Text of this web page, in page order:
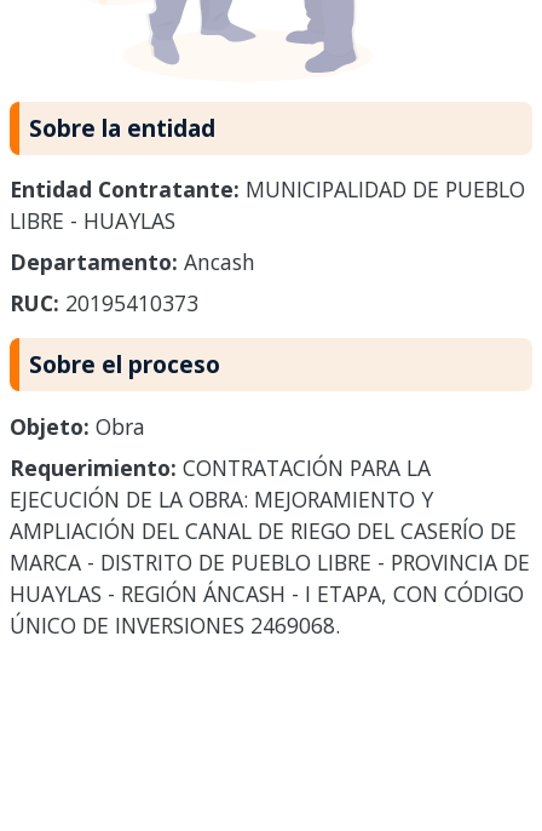
Sobre la entidad
Entidad Contratante: MUNICIPALIDAD DE PUEBLO
LIBRE - HUAYLAS
Departamento: Ancash
RUC: 20195410373
Sobre el proceso
Objeto: Obra
Requerimiento: CONTRATACIÓN PARA LA
EJECUCIÓN DE LA OBRA: MEJORAMIENTO Y
AMPLIACIÓN DEL CANAL DE RIEGO DEL CASERÍO DE
MARCA - DISTRITO DE PUEBLO LIBRE - PROVINCIA DE
HUAYLAS - REGIÓN ÁNCASH - I ETAPA, CON CÓDIGO
ÚNICO DE INVERSIONES 2469068.